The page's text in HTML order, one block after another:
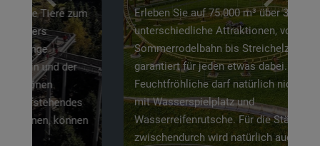
Erleben Sie auf 75.000 m³ über 30
unterschiedliche Attraktionen, von
Sommerrodelbahn bis Streichelzoo ist
garantiert für jeden etwas dabei. Auch das
Feuchtfröhliche darf natürlich nicht fehlen
mit Wasserspielplatz und
Wasserreifenrutsche. Für die Stärkung
zwischendurch wird natürlich auch an
Previous Next